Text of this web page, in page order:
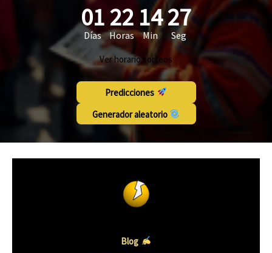
01
Días
22
Horas
14
Min
26
Seg
Ver horario sorteos
Predicciones
Generador aleatorio
Blog